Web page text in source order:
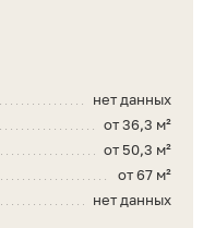
нет данных
от 36,3 м²
от 50,3 м²
от 67 м²
нет данных